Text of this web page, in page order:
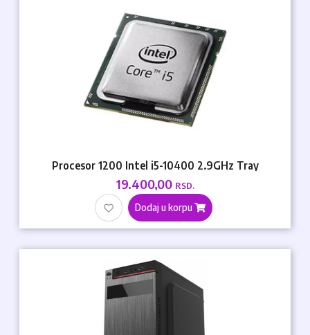
Procesor 1200 Intel i5-10400 2.9GHz Tray
19.400,00 RSD.
Dodaj u korpu